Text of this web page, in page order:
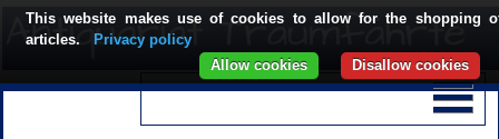
This website makes use of cookies to allow for the shopping
articles.
Privacy policy
Disallow cookies
Allow cookies